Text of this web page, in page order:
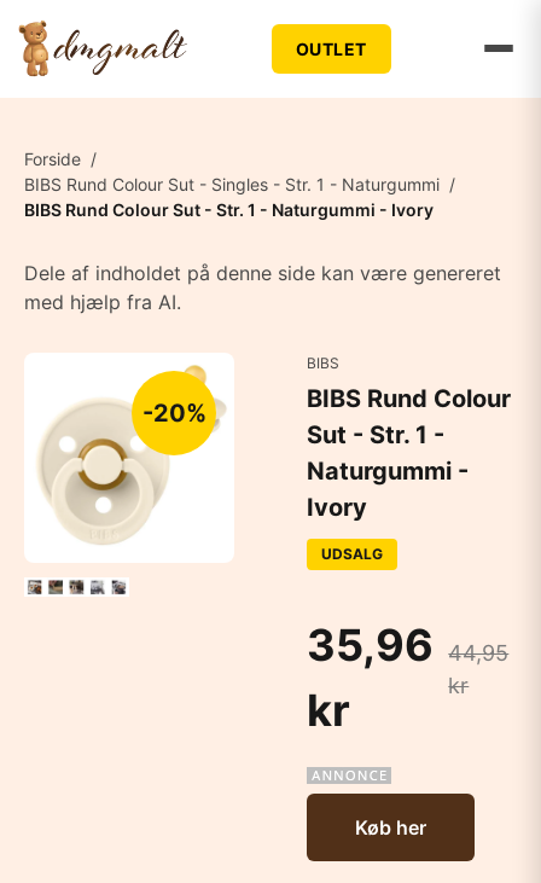
OUTLET
Forside /
BIBS Rund Colour Sut - Singles - Str. 1 - Naturgummi /
BIBS Rund Colour Sut - Str. 1 - Naturgummi - Ivory
Dele af indholdet på denne side kan være genereret
med hjælp fra AI.
-20%
BIBS
BIBS Rund Colour
Sut - Str. 1 -
Naturgummi -
Ivory
UDSALG
35,96
kr
44,95
kr
Køb her